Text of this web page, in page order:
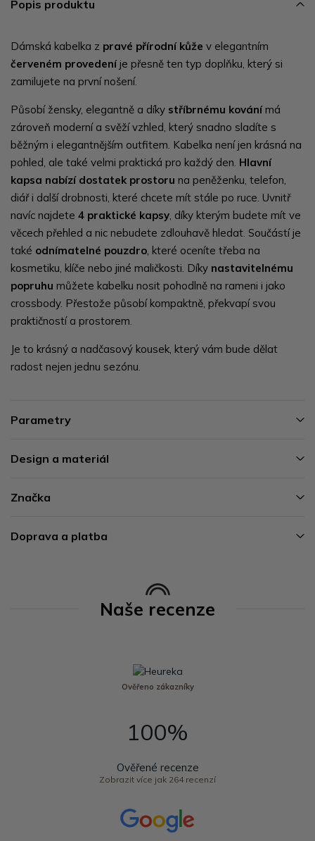
Popis produktu
Dámská kabelka z pravé přírodní kůže v elegantním
červeném provedeníje přesně ten typ doplňku, který si
zamilujete na první nošení.
Působí žensky, elegantně a díky stříbrnému kovánímá
zároveň moderní a svěží vzhled, který snadno sladíte s
běžným i elegantnějším outfitem. Kabelka není jen krásná na
pohled, ale také velmi praktická pro každý den. Hlavní
kapsa nabízí dostatek prostoru na peněženku, telefon,
diář i další drobnosti, které chcete mít stále po ruce. Uvnitř
navíc najdete 4 praktické kapsy , díky kterým budete mít ve
věcech přehled a nic nebudete zdlouhavě hledat. Součástí je
také odnímatelné pouzdro , které oceníte třeba na
kosmetiku, klíče nebo jiné maličkosti. Díky nastavitelnému
popruhu můžete kabelku nosit pohodlně na rameni i jako
crossbody. Přestože působí kompaktně, překvapí svou
praktičností a prostorem.
Je to krásný a nadčasový kousek, který vám bude dělat
radost nejen jednu sezónu.
Parametry
Design a materiál
Značka
Doprava a platba
Naše recenze
Ověřeno zákazníky
100%
Ověřené recenze
Zobrazit více jak 264 recenzí